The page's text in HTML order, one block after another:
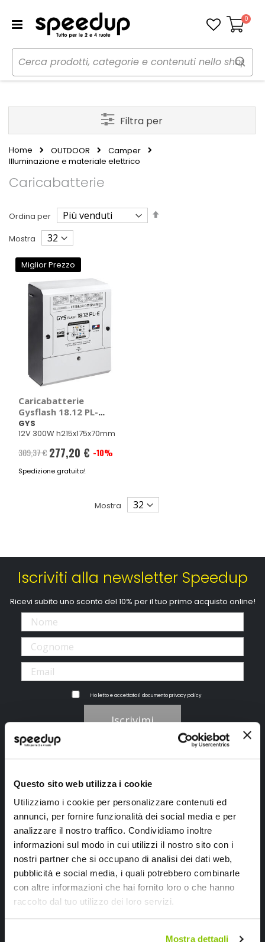
Questo sito web utilizza i cookie
Utilizziamo i cookie per personalizzare contenuti ed
annunci, per fornire funzionalità dei social media e per
analizzare il nostro traffico. Condividiamo inoltre
informazioni sul modo in cui utilizzi il nostro sito con i
nostri partner che si occupano di analisi dei dati web,
pubblicità e social media, i quali potrebbero combinarle
con altre informazioni che hai fornito loro o che hanno
raccolto dal tuo utilizzo dei loro servizi.
Mostra dettagli
Carrello
0
Home OUTDOOR
Camper
Illuminazione e materiale elettrico
Caricabatterie
Ordina per
Imposta
Mostra
Miglior Prezzo
Caricabatterie
Gysflash 18.12 PL-E -
GYS
GYS
12V 300W h215x175x70mm
309,37 € Prezzo
speciale
277,20 € -10%
Spedizione gratuita!
Mostra
Filtra per
Iscriviti alla newsletter Speedup
Ricevi subito uno sconto del 10% per il tuo primo acquisto online!
Ho letto e accettato il documentoprivacy policy
Iscrivimi
SpeedUp.it
Via Montello 46